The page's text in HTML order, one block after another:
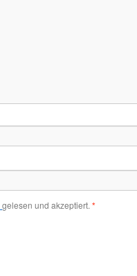
gelesen und akzeptiert. *